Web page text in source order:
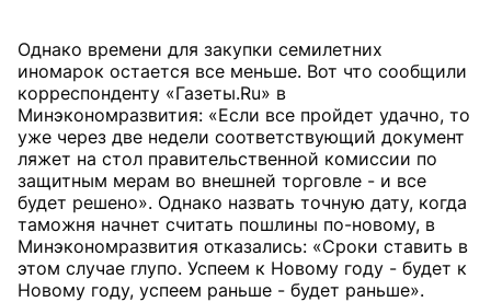
Однако времени для закупки семилетних
иномарок остается все меньше. Вот что сообщили
корреспонденту «Газеты.Ru» в
Минэкономразвития: «Если все пройдет удачно, то
уже через две недели соответствующий документ
ляжет на стол правительственной комиссии по
защитным мерам во внешней торговле - и все
будет решено». Однако назвать точную дату, когда
таможня начнет считать пошлины по-новому, в
Минэкономразвития отказались: «Сроки ставить в
этом случае глупо. Успеем к Новому году - будет к
Новому году, успеем раньше - будет раньше».